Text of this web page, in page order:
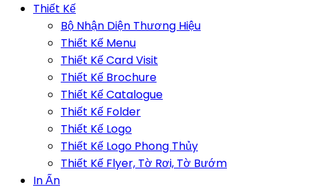
Thiết Kế
Bộ Nhận Diện Thương Hiệu
Thiết Kế Menu
Thiết Kế Card Visit
Thiết Kế Brochure
Thiết Kế Catalogue
Thiết Kế Folder
Thiết Kế Logo
Thiết Kế Logo Phong Thủy
Thiết Kế Flyer, Tờ Rơi, Tờ Bướm
In Ấn